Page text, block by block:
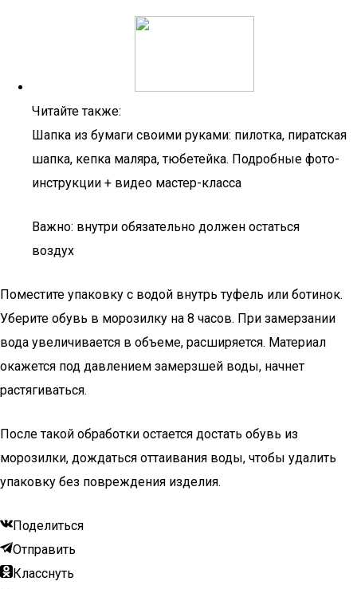
Читайте также:
Шапка из бумаги своими руками: пилотка, пиратская
шапка, кепка маляра, тюбетейка. Подробные фото-
инструкции + видео мастер-класса
Важно: внутри обязательно должен остаться
воздух
Поместите упаковку с водой внутрь туфель или ботинок.
Уберите обувь в морозилку на 8 часов. При замерзании
вода увеличивается в объеме, расширяется. Материал
окажется под давлением замерзшей воды, начнет
растягиваться.
После такой обработки остается достать обувь из
морозилки, дождаться оттаивания воды, чтобы удалить
упаковку без повреждения изделия.
Поделиться
Отправить
Класснуть